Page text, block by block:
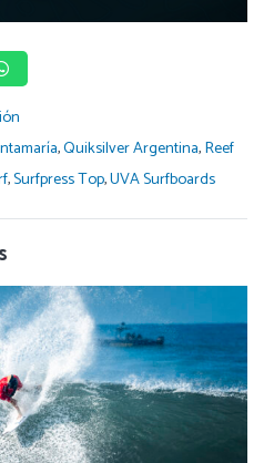
,Quiksilver Argentina,Reef
,Surfpress Top,UVA Surfboards